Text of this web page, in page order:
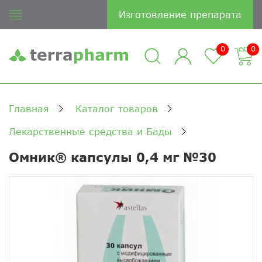
Изготовление препарата
0 0
Главная Каталог товаров
Лекарственные средства и Бады
Омник® капсулы 0,4 мг №30